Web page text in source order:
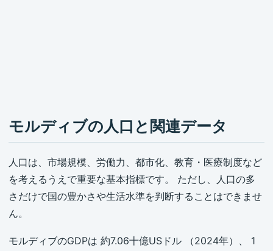
モルディブの人口と関連データ
人口は、市場規模、労働力、都市化、教育・医療制度など
を考えるうえで重要な基本指標です。 ただし、人口の多
さだけで国の豊かさや生活水準を判断することはできませ
ん。
モルディブのGDPは 約7.06十億USドル （2024年）、 1